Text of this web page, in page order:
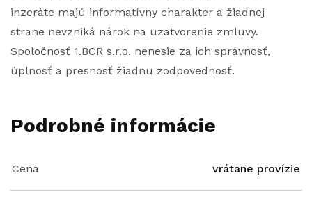
inzeráte majú informatívny charakter a žiadnej
strane nevzniká nárok na uzatvorenie zmluvy.
Spoločnosť 1.BCR s.r.o. nenesie za ich správnosť,
úplnosť a presnosť žiadnu zodpovednosť.
Podrobné informácie
Cena vrátane provízie